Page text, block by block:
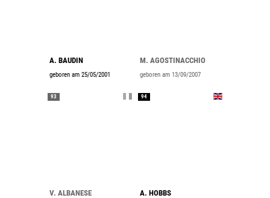
A. BAUDIN
geboren am 25/05/2001
M. AGOSTINACCHIO
geboren am 13/09/2007
93
V. ALBANESE
94
A. HOBBS